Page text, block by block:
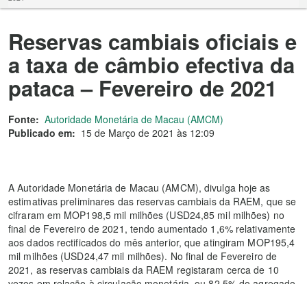
Reservas cambiais oficiais e
a taxa de câmbio efectiva da
pataca – Fevereiro de 2021
Fonte: Autoridade Monetária de Macau (AMCM)
Publicado em: 15 de Março de 2021 às 12:09
A Autoridade Monetária de Macau (AMCM), divulga hoje as
estimativas preliminares das reservas cambiais da RAEM, que se
cifraram em MOP198,5 mil milhões (USD24,85 mil milhões) no
final de Fevereiro de 2021, tendo aumentado 1,6% relativamente
aos dados rectificados do mês anterior, que atingiram MOP195,4
mil milhões (USD24,47 mil milhões). No final de Fevereiro de
2021, as reservas cambiais da RAEM registaram cerca de 10